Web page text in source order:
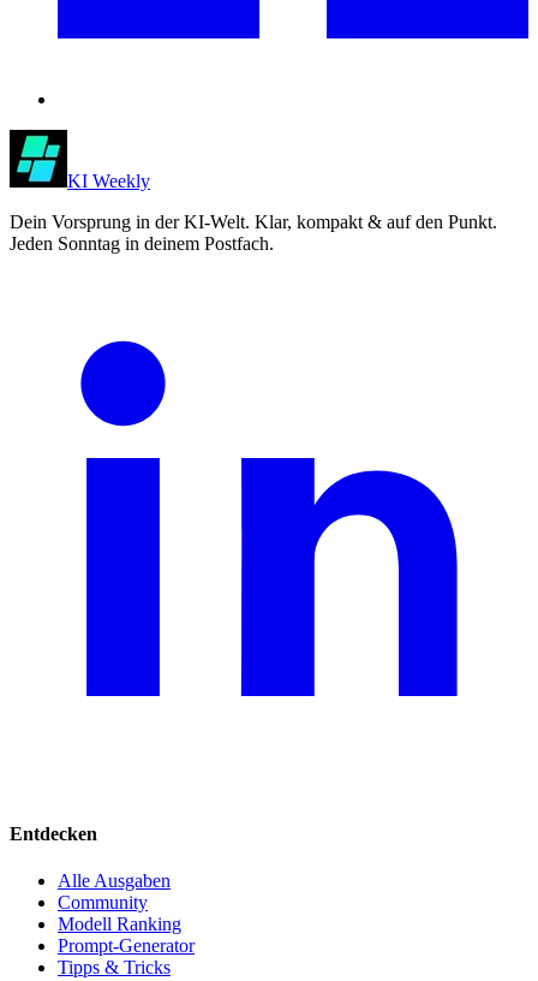
KI Weekly
Dein Vorsprung in der KI-Welt. Klar, kompakt & auf den Punkt.
Jeden Sonntag in deinem Postfach.
Entdecken
Alle Ausgaben
Community
Modell Ranking
Prompt-Generator
Tipps & Tricks